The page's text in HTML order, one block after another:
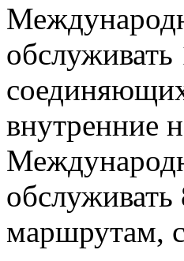
внутренние
обслуживать
маршрутам,